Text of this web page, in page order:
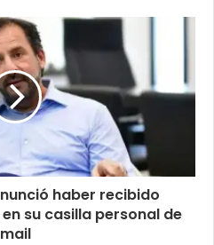
haber recibido
su casilla personal de
mail